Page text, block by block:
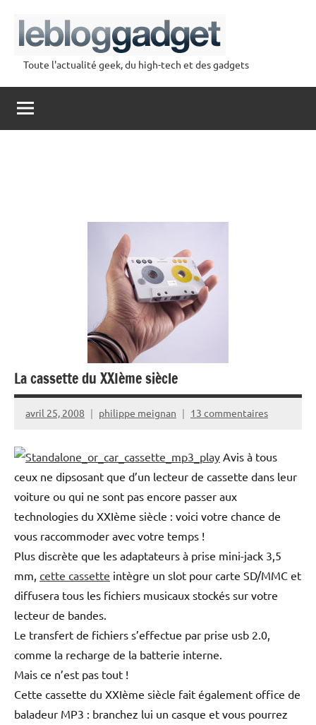
contenu
lebloggadget
Toute l'actualité geek, du high-tech et des gadgets
La cassette du XXIème siècle
avril 25, 2008 philippe meignan 13 commentaires
Avis à tous
ceux ne dipsosant que d’un lecteur de cassette dans leur
voiture ou qui ne sont pas encore passer aux
technologies du XXIème siècle : voici votre chance de
vous raccommoder avec votre temps !
Plus discrète que les adaptateurs à prise mini-jack 3,5
mm, cette cassette intègre un slot pour carte SD/MMC et
diffusera tous les fichiers musicaux stockés sur votre
lecteur de bandes.
Le transfert de fichiers s’effectue par prise usb 2.0,
comme la recharge de la batterie interne.
Mais ce n’est pas tout !
Cette cassette du XXIème siècle fait également office de
baladeur MP3 : branchez lui un casque et vous pourrez